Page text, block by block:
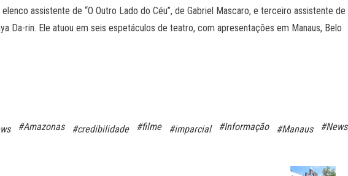
assistente de “O Outro Lado do Céu”, de Gabriel Mascaro, e terceiro assistente de
Da-rin. Ele atuou em seis espetáculos de teatro, com apresentações em Manaus, Belo
#Amazonas #credibilidade #filme #imparcial #Informação #Manaus
#News